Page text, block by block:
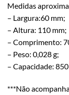
Medidas
– Largura:60 mm;
– Altura: 110 mm;
– Comprimento:
– Peso: 0,028 g;
– Capacidade: 850
***Não